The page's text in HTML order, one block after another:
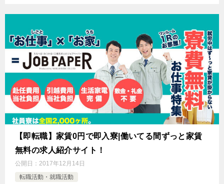
【即転職】家賃0円で即入寮|働いてる間ずっと家賃
無料の求人紹介サイト！
公開日： 2017年12月14日
転職活動・就職活動